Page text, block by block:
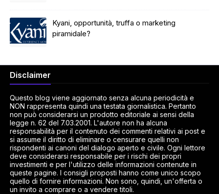
Kyani, opportunità, truffa o marketing
piramidale?
Disclaimer
Questo blog viene aggiornato senza alcuna periodicità e
NON rappresenta quindi una testata giornalistica. Pertanto
non può considerarsi un prodotto editoriale ai sensi della
legge n. 62 del 7.03.2001. L'autore non ha alcuna
responsabilità per il contenuto dei commenti relativi ai post e
si assume il diritto di eliminare o censurare quelli non
rispondenti ai canoni del dialogo aperto e civile. Ogni lettore
deve considerarsi responsabile per i rischi dei propri
investimenti e per l'utilizzo delle informazioni contenute in
queste pagine. I consigli proposti hanno come unico scopo
quello di fornire informazioni. Non sono, quindi, un'offerta o
un invito a comprare o a vendere titoli.